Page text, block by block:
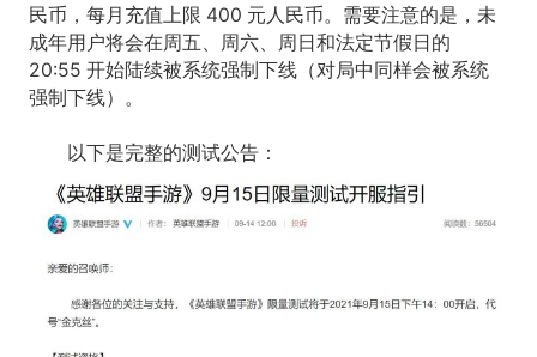
民币，每月充值上限 400 元人民币。需要注意的是，未
成年用户将会在周五、周六、周日和法定节假日的
20:55 开始陆续被系统强制下线（对局中同样会被系统
强制下线）。
以下是完整的测试公告：